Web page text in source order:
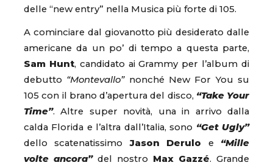
delle “new entry” nella Musica più forte di 105.
A cominciare dal giovanotto più desiderato dalle
americane da un po’ di tempo a questa parte,
Sam Hunt, candidato ai Grammy per l’album di
debutto “Montevallo”nonché New For You su
105 con il brano d’apertura del disco, “Take Your
Time”. Altre super novità, una in arrivo dalla
calda Florida e l’altra dall’Italia, sono “Get Ugly”
dello scatenatissimoJason Derulo e “Mille
volte ancora”del nostro Max Gazzé. Grande